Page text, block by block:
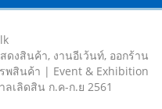
งสินค้า, งานอีเว้นท์, ออกร้าน
พสินค้า | Event & Exhibition
เลิดสิน ก.ค-ก.ย 2561